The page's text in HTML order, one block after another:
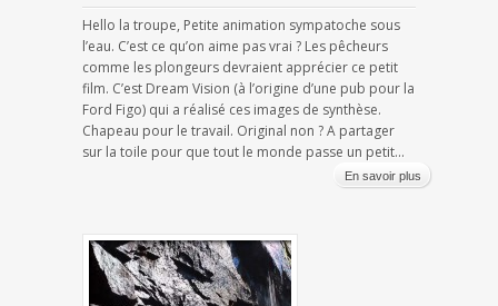
Hello la troupe, Petite animation sympatoche sous
l’eau. C’est ce qu’on aime pas vrai ? Les pêcheurs
comme les plongeurs devraient apprécier ce petit
film. C’est Dream Vision (à l’origine d’une pub pour la
Ford Figo) qui a réalisé ces images de synthèse.
Chapeau pour le travail. Original non ? A partager
sur la toile pour que tout le monde passe un petit...
En savoir plus